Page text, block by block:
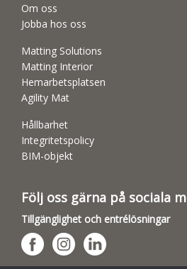
Om oss
Jobba hos oss
Matting Solutions
Matting Interior
Hemarbetsplatsen
Agility Mat
Hållbarhet
Integritetspolicy
BIM-objekt
Följ oss gärna på sociala
Tillgänglighet och entrélösningar